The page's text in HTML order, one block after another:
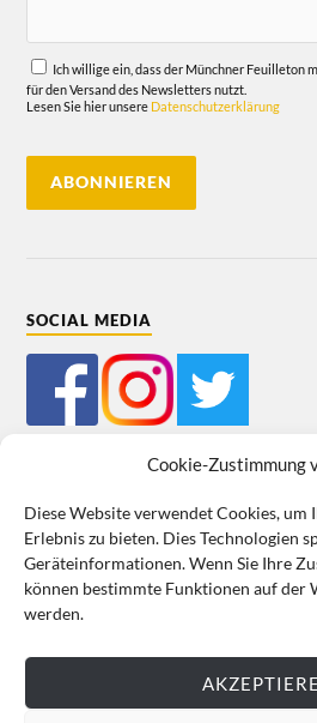
Cookie-Zustimmung
Diese Website verwendet Cookies, um
Erlebnis zu bieten. Dies Technologien
Geräteinformationen. Wenn Sie Ihre
können bestimmte Funktionen auf der
werden.
Ich willige ein, dass der Münchner Feuilleton
für den Versand des Newsletters nutzt.
Lesen Sie hier unsere Datenschutzerklärung
SOCIAL MEDIA
Mein Bestellkonto
Cookie-Richtlinie (EU) Impressum
VERTRAG WIDERRUFEN